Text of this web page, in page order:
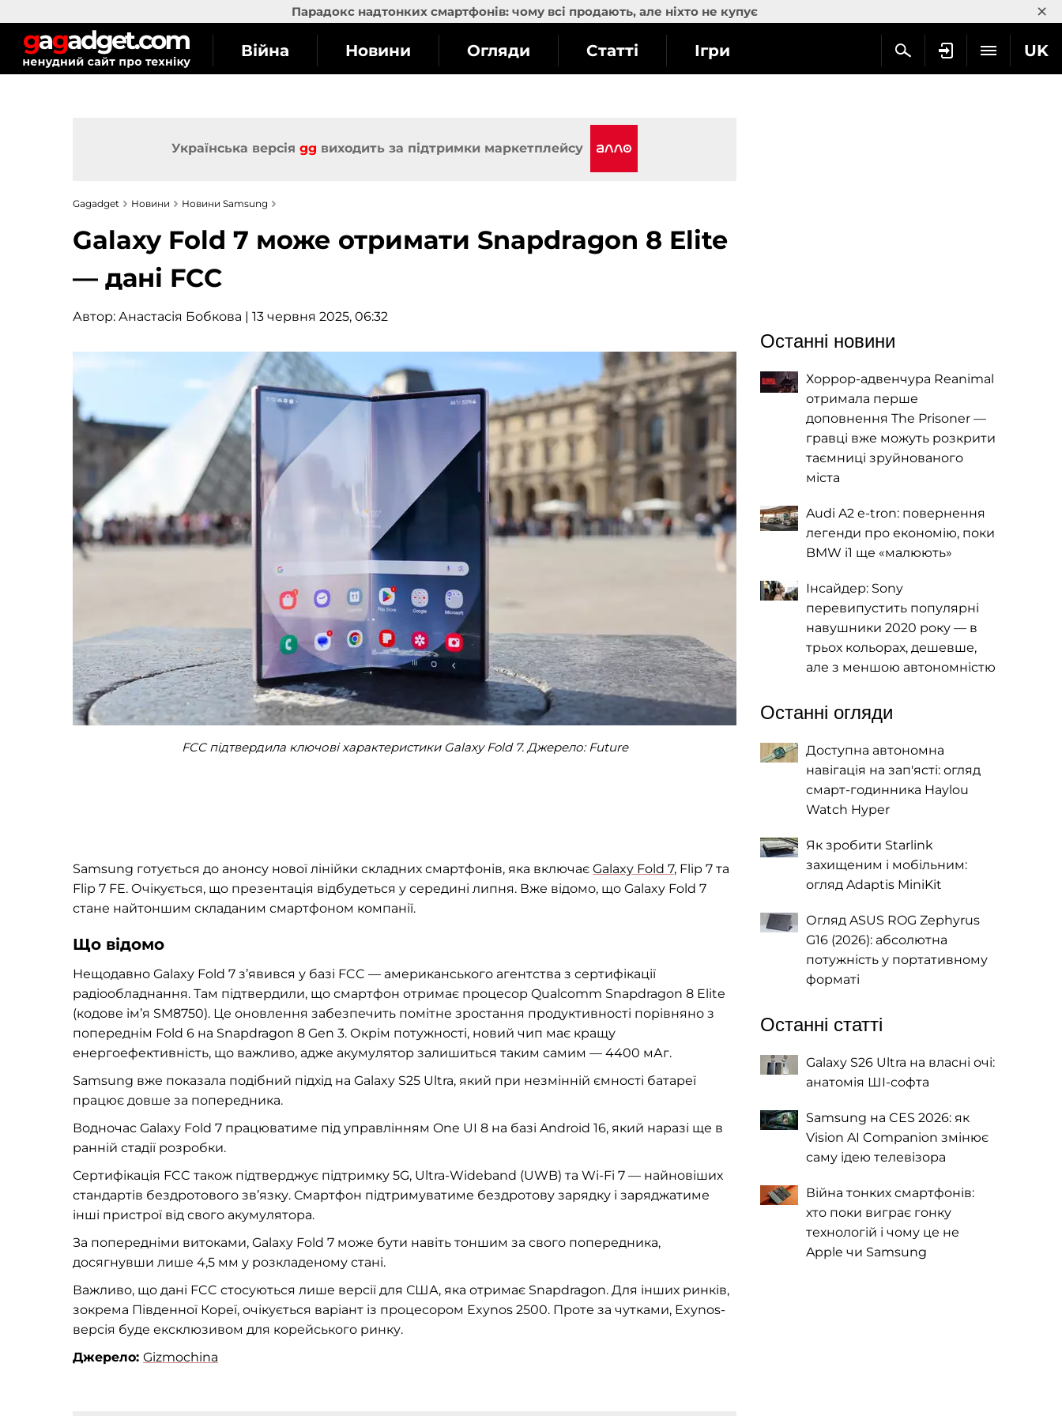
Парадокс надтонких смартфонів: чому всі продають, але ніхто не купує ×
UK
Війна Новини Огляди Статті Ігри
Українська версія gg виходить за підтримки маркетплейсу
Gagadget Новини Новини Samsung
Galaxy Fold 7 може отримати Snapdragon 8 Elite
— дані FCC
Автор: Анастасія Бобкова | 13 червня 2025, 06:32
FCC підтвердила ключові характеристики Galaxy Fold 7. Джерело: Future
Samsung готується до анонсу нової лінійки складних смартфонів, яка включає Galaxy Fold 7, Flip 7 та
Flip 7 FE. Очікується, що презентація відбудеться у середині липня. Вже відомо, що Galaxy Fold 7
стане найтоншим складаним смартфоном компанії.
Що відомо
Нещодавно Galaxy Fold 7 з’явився у базі FCC — американського агентства з сертифікації
радіообладнання. Там підтвердили, що смартфон отримає процесор Qualcomm Snapdragon 8 Elite
(кодове ім’я SM8750). Це оновлення забезпечить помітне зростання продуктивності порівняно з
попереднім Fold 6 на Snapdragon 8 Gen 3. Окрім потужності, новий чип має кращу
енергоефективність, що важливо, адже акумулятор залишиться таким самим — 4400 мАг.
Samsung вже показала подібний підхід на Galaxy S25 Ultra, який при незмінній ємності батареї
працює довше за попередника.
Водночас Galaxy Fold 7 працюватиме під управлінням One UI 8 на базі Android 16, який наразі ще в
ранній стадії розробки.
Сертифікація FCC також підтверджує підтримку 5G, Ultra-Wideband (UWB) та Wi-Fi 7 — найновіших
стандартів бездротового зв’язку. Смартфон підтримуватиме бездротову зарядку і заряджатиме
інші пристрої від свого акумулятора.
За попередніми витоками, Galaxy Fold 7 може бути навіть тоншим за свого попередника,
досягнувши лише 4,5 мм у розкладеному стані.
Важливо, що дані FCC стосуються лише версії для США, яка отримає Snapdragon. Для інших ринків,
зокрема Південної Кореї, очікується варіант із процесором Exynos 2500. Проте за чутками, Exynos-
версія буде ексклюзивом для корейського ринку.
Джерело: Gizmochina
Останні новини
Хоррор-адвенчура Reanimal
отримала перше
доповнення The Prisoner —
гравці вже можуть розкрити
таємниці зруйнованого
міста
Audi A2 e-tron: повернення
легенди про економію, поки
BMW i1 ще «малюють»
Інсайдер: Sony
перевипустить популярні
навушники 2020 року — в
трьох кольорах, дешевше,
але з меншою автономністю
Останні огляди
Доступна автономна
навігація на зап'ясті: огляд
смарт-годинника Haylou
Watch Hyper
Як зробити Starlink
захищеним і мобільним:
огляд Adaptis MiniKit
Огляд ASUS ROG Zephyrus
G16 (2026): абсолютна
потужність у портативному
форматі
Останні статті
Galaxy S26 Ultra на власні очі:
анатомія ШІ-софта
Samsung на CES 2026: як
Vision AI Companion змінює
саму ідею телевізора
Війна тонких смартфонів:
хто поки виграє гонку
технологій і чому це не
Apple чи Samsung